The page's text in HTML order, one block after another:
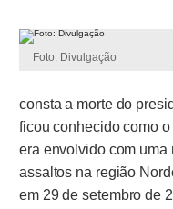
Foto: Divulgação
consta a morte do
ficou conhecido como
era envolvido com
assaltos na região
em 29 de setembro de